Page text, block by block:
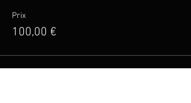
Prix
100,00 €